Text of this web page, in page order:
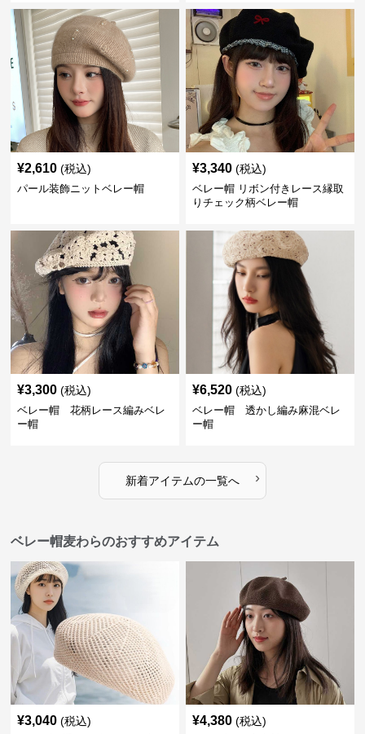
¥2,610 (税込)
パール装飾ニットベレー帽
¥3,340 (税込)
ベレー帽 リボン付きレース縁取
りチェック柄ベレー帽
¥3,300 (税込)
ベレー帽 花柄レース編みベレ
ー帽
¥6,520 (税込)
ベレー帽 透かし編み麻混ベレ
ー帽
新着アイテムの一覧へ ›
ベレー帽麦わらのおすすめアイテム
¥3,040 (税込) ¥4,380 (税込)